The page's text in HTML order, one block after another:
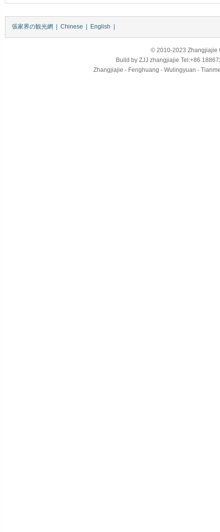
張家界の観光網 | Chinese | English |
© 2010-2023 Zhangjiajie
Build by ZJJ zhangjiajie Tel:+86
Zhangjiajie - Fenghuang - Wulingyuan -